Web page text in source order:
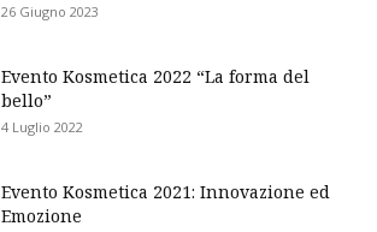
26 Giugno 2023
Evento Kosmetica 2022 “La forma del
bello”
4 Luglio 2022
Evento Kosmetica 2021: Innovazione ed
Emozione